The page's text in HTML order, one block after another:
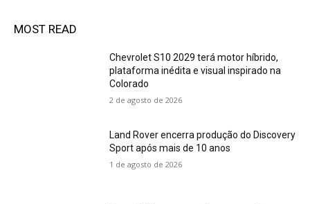
MOST READ
Chevrolet S10 2029 terá motor híbrido,
plataforma inédita e visual inspirado na
Colorado
2 de agosto de 2026
Land Rover encerra produção do Discovery
Sport após mais de 10 anos
1 de agosto de 2026